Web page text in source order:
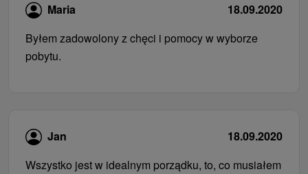
Maria
18.09.2020
Byłem zadowolony z chęci i pomocy w wyborze
pobytu.
Jan
18.09.2020
Wszystko jest w idealnym porządku, to, co musiałem